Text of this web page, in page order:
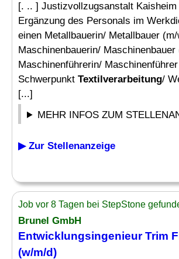
[. .. ] Justizvollzugsanstalt
Ergänzung des Personals im
einen Metallbauerin/ Metallbauer
Maschinenbauerin/
Maschinenführerin/
Schwerpunkt Textilverarbeitung/
[...]
MEHR INFOS ZUM
▶ Zur Stellenanzeige
Job vor 8 Tagen bei StepStone
Brunel GmbH
Entwicklungsingenieur Trim
(w/m/d)